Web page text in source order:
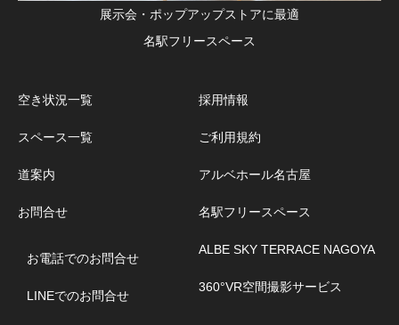
展示会・ポップアップストアに最適
名駅フリースペース
空き状況一覧
スペース一覧
道案内
お問合せ
お電話でのお問合せ
LINEでのお問合せ
採用情報
ご利用規約
アルベホール名古屋
名駅フリースペース
ALBE SKY TERRACE NAGOYA
360°VR空間撮影サービス